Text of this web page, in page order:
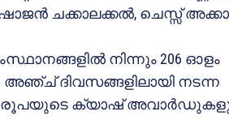
ചക്കാലക്കല്‍, ചെസ്സ്
നിന്നും 206 ഓളം
അഞ്ച് ദിവസങ്ങളിലായി നടന്ന
രൂപയുടെ ക്യാഷ്